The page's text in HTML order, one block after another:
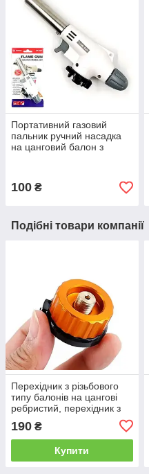
Портативний газовий
пальник ручний насадка
на цанговий балон з
100 ₴
Подібні товари компанії
Перехідник з різьбового
типу балонів на цангові
ребристий, перехідник з
цангу для газового
пальника
190 ₴
Купити